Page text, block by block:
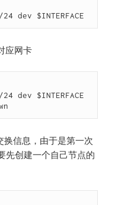
dev $INTERFACE
应网卡
dev $INTERFACE
信息，由于是第一次
先创建一个自己节点的